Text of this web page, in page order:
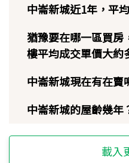
中崙新城近1年，平
猶豫要在哪一區買房
樓平均成交單價大約
中崙新城現在有在賣
中崙新城的屋齡幾年
載入